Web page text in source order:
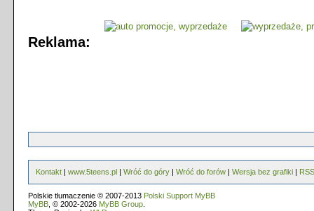
Reklama:
Kontakt | www.5teens.pl | Wróć do góry | Wróć do forów | Wersja bez grafiki | RSS
Polskie tłumaczenie © 2007-2013 Polski Support MyBB
MyBB , © 2002-2026 MyBB Group